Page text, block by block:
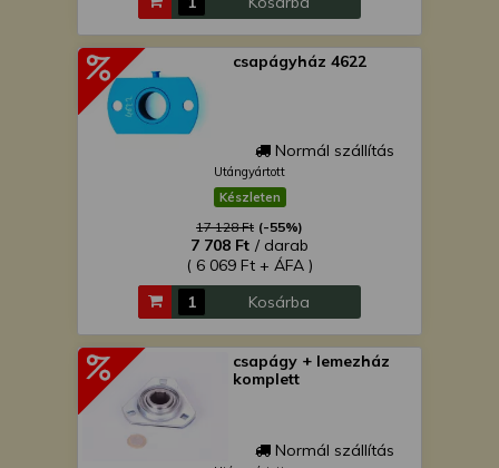
csapágyház 4622
Normál szállítás
Utángyártott
Készleten
17 128 Ft (-55%)
7 708 Ft / darab
( 6 069 Ft + ÁFA )
Kosárba
csapágy + lemezház
komplett
Normál szállítás